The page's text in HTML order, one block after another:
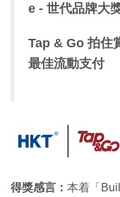
e - 世代品牌大
Tap & Go 拍住
最佳流動支付
得獎感言： 本着「